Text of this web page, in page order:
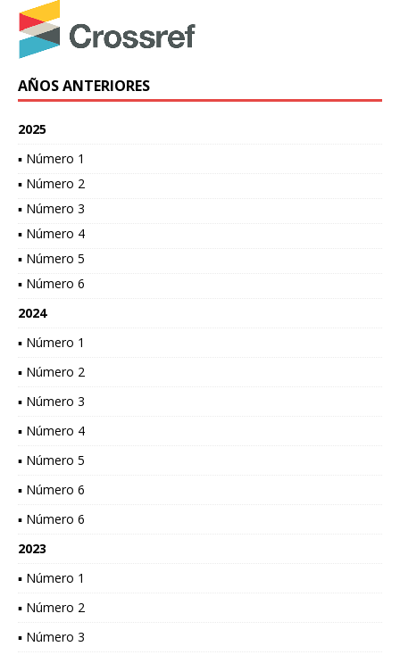
AÑOS ANTERIORES
2025
▪ Número 1
▪ Número 2
▪ Número 3
▪ Número 4
▪ Número 5
▪ Número 6
2024
▪ Número 1
▪ Número 2
▪ Número 3
▪ Número 4
▪ Número 5
▪ Número 6
▪ Número 6
2023
▪ Número 1
▪ Número 2
▪ Número 3